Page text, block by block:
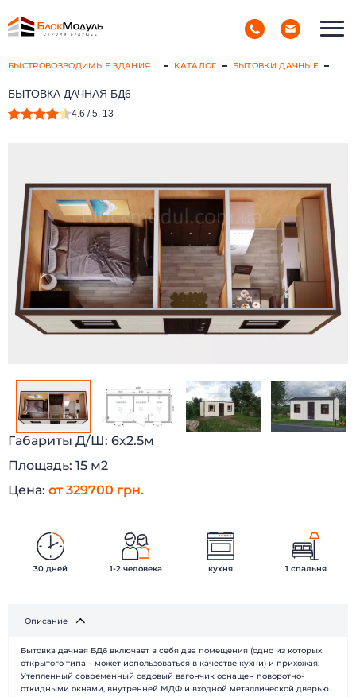
РУС
УКР
Наши клиенты
Технологии
Доставка и монтаж
Вопрос-ответ
Новости
Блог
БЫСТРОВОЗВОДИМЫЕ ЗДАНИЯ КАТАЛОГ БЫТОВКИ ДАЧНЫЕ
БЫТОВКА ДАЧНАЯ БД6
4.6 / 5. 13
Габариты Д/Ш: 6х2.5м
Площадь: 15 м2
Цена: от 329700 грн.
30 дней 1-2 человека кухня 1 спальня
Описание
Бытовка дачная БД6 включает в себя два помещения (одно из которых
открытого типа – может использоваться в качестве кухни) и прихожая.
Утепленный современный садовый вагончик оснащен поворотно-
откидными окнами, внутренней МДФ и входной металлической дверью.